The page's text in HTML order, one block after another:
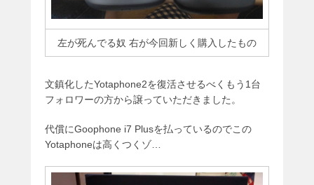
左が死んでる奴 右が今回新しく購入したもの
文鎮化したYotaphone2を復活させるべくもう1台
フォロワーの方から譲っていただきました。
代償にGoophone i7 Plusを払っているのでこの
Yotaphoneは高くつくゾ…